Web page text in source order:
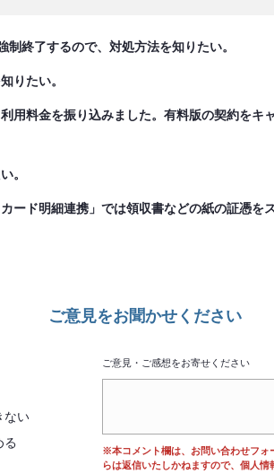
制終了するので、対処方法を知りたい。
りたい。
用料金を振り込みました。有料版の契約をキ
。
カード明細連携」では領収書などの紙の証憑を
ご意見をお聞かせください
ない
る
ご意見・ご感想をお寄せください
※本コメント欄は、お問い合わせフォ
らは返信いたしかねますので、個人